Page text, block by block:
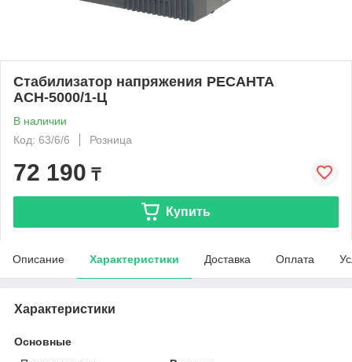
Стабилизатор напряжения РЕСАНТА
АСН-5000/1-Ц
В наличии
Код: 63/6/6
Розница
72 190 ₸
Купить
Описание Характеристики Доставка Оплата
Характеристики
Основные